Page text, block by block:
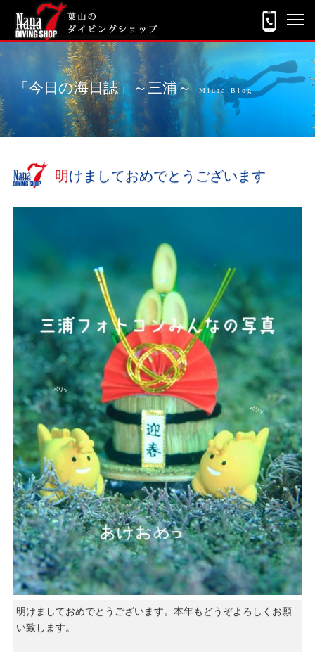
「今日の海日誌」～三浦～ Miura Blog
明けましておめでとうございます
明けましておめでとうございます。本年もどうぞよろしくお願
い致します。